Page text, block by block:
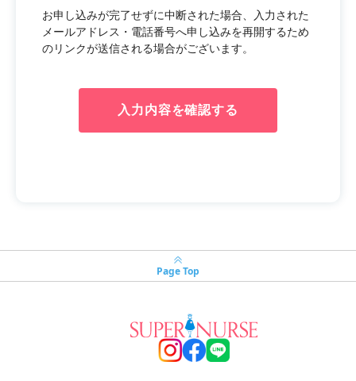
お申し込みが完了せずに中断された場合、入力された
メールアドレス・電話番号へ申し込みを再開するため
のリンクが送信される場合がございます。
入力内容を確認する
Page Top